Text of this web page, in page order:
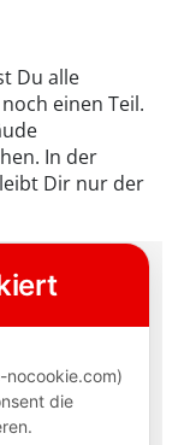
Du alle
einen Teil.
In der
Dir nur der